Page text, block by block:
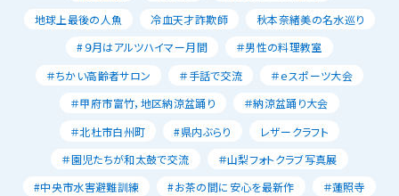
地球上最後の人魚
冷血天才詐欺師
秋本奈緒美の名水巡り
#９月はアルツハイマー月間
＃男性の料理教室
＃ちかい高齢者サロン
＃手話で交流
＃ｅスポーツ大会
＃甲府市富竹，地区納涼盆踊り
＃納涼盆踊り大会
＃北杜市白州町
#県内ぶらり
レザークラフト
＃園児たちが和太鼓で交流
＃山梨フォトクラブ写真展
#中央市水害避難訓練
#お茶の間に安心を最新作
＃蓮照寺